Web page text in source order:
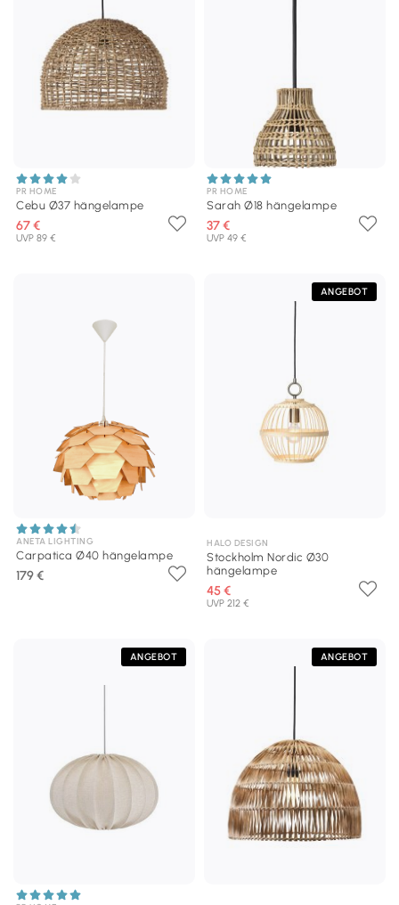
PR HOME
Cebu Ø37 hängelampe
67 €
UVP 89 €
PR HOME
Sarah Ø18 hängelampe
37 €
UVP 49 €
ANETA LIGHTING
Carpatica Ø40 hängelampe
179 €
ANGEBOT
HALO DESIGN
Stockholm Nordic Ø30
hängelampe
45 €
UVP 212 €
ANGEBOT ANGEBOT